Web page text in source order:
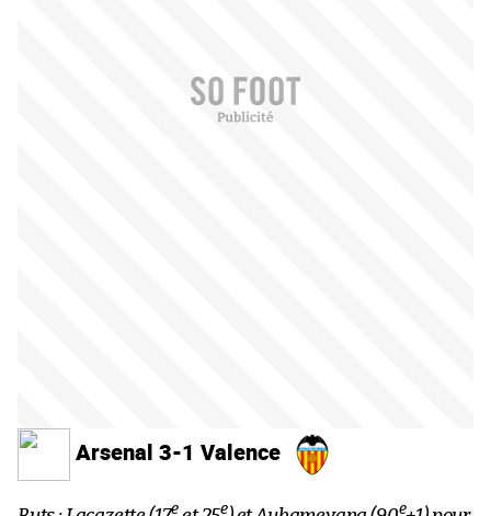
Arsenal 3-1 Valence
e e e